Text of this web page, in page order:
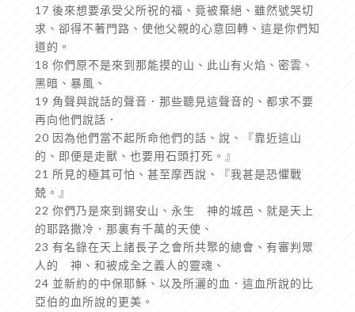
17 後來想要承受父所祝的福、竟被棄絕、雖然號哭切
求、卻得不著門路、使他父親的心意回轉、這是你們知
道的。
18 你們原不是來到那能摸的山、此山有火焰、密雲、
黑暗、暴風、
19 角聲與說話的聲音．那些聽見這聲音的、都求不要
再向他們說話．
20 因為他們當不起所命他們的話、說、『靠近這山
的、即便是走獸、也要用石頭打死。』
21 所見的極其可怕、甚至摩西說、『我甚是恐懼戰
兢。』
22 你們乃是來到錫安山、永生 神的城邑、就是天上
的耶路撒冷．那裏有千萬的天使、
23 有名錄在天上諸長子之會所共聚的總會、有審判眾
人的 神、和被成全之義人的靈魂、
24 並新約的中保耶穌、以及所灑的血．這血所說的比
亞伯的血所說的更美。